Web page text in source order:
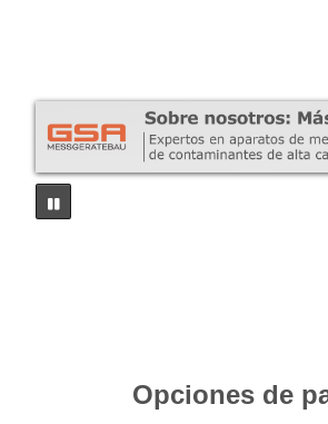
Opciones de